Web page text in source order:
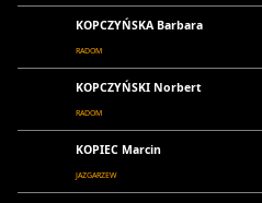
KOPCZYŃSKA Barbara
RADOM
KOPCZYŃSKI Norbert
RADOM
KOPIEC Marcin
JAZGARZEW